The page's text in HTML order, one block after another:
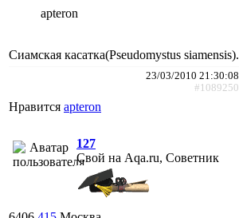
apteron
Сиамская касатка(Pseudomystus siamensis).
23/03/2010 21:30:08
#1089250
Нравится apteron
127
Свой на Aqa.ru, Советник